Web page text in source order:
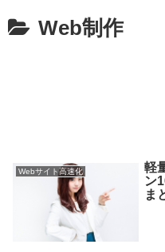
Web制作
Webサイト高速化
軽
ン
ま